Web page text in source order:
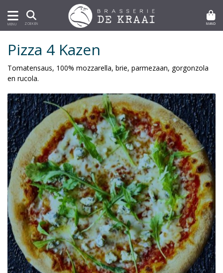
MENU ZOEKEN MAND
Pizza 4 Kazen
Tomatensaus, 100% mozzarella, brie, parmezaan, gorgonzola
en rucola.